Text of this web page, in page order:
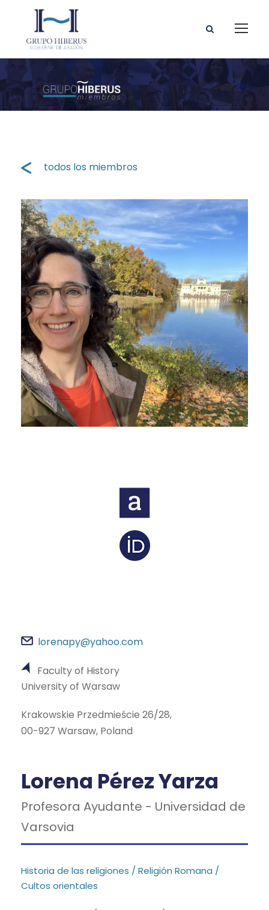
todos los miembros
lorenapy@yahoo.com
Faculty of History
University of Warsaw
Krakowskie Przedmieście 26/28,
00-927 Warsaw, Poland
Lorena Pérez Yarza
Profesora Ayudante - Universidad de
Varsovia
Historia de las religiones / Religión Romana /
Cultos orientales